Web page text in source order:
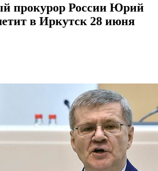
прокурор России Юрий
в Иркутск 28 июня